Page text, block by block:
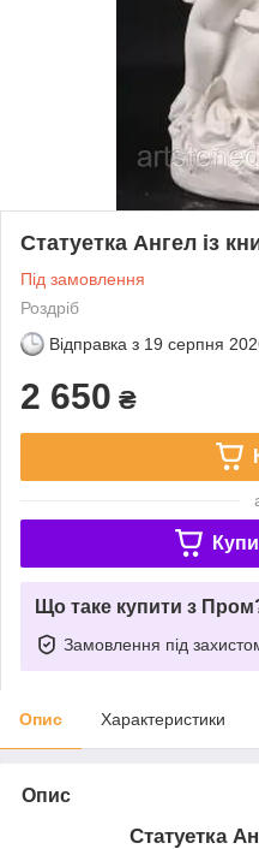
Статуетка Ангел із
Під замовлення
Роздріб
Відправка з 19 серпня
2 650 ₴
Що таке купити з
Замовлення під
Опис Характеристики
Опис
Статуетка